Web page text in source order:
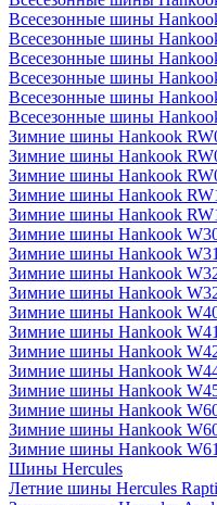
Всесезонные шины
Всесезонные шины
Всесезонные шины
Всесезонные шины
Всесезонные шины
Всесезонные шины
Зимние шины Hankook
Зимние шины Hankook
Зимние шины Hankook
Зимние шины Hankook
Зимние шины Hankook
Зимние шины Hankook
Зимние шины Hankook
Зимние шины Hankook
Зимние шины Hankook
Зимние шины Hankook
Зимние шины Hankook
Зимние шины Hankook
Зимние шины Hankook
Зимние шины Hankook
Зимние шины Hankook
Зимние шины Hankook
Зимние шины Hankook
Шины Hercules
Летние шины Hercules